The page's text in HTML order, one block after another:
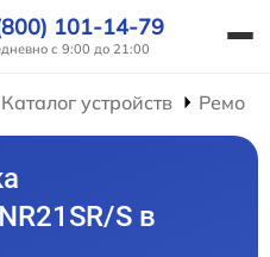
101-14-79
с 9:00 до 21:00
Каталог устройств
S в